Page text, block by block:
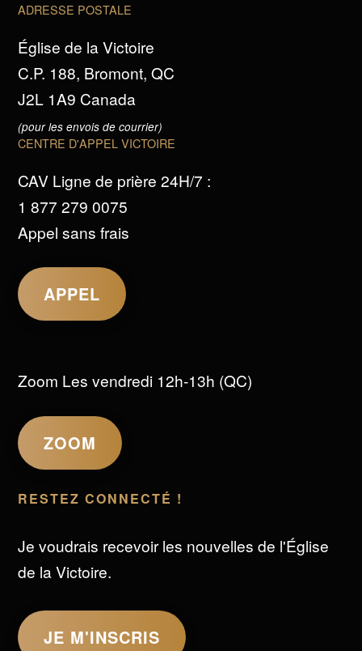
ADRESSE POSTALE
Église de la Victoire
C.P. 188, Bromont, QC
J2L 1A9 Canada
(pour les envois de courrier)
CENTRE D'APPEL VICTOIRE
CAV Ligne de prière 24H/7 :
1 877 279 0075
Appel sans frais
APPEL
Zoom Les vendredi 12h-13h (QC)
ZOOM
RESTEZ CONNECTÉ !
Je voudrais recevoir les nouvelles de l'Église
de la Victoire.
JE M'INSCRIS